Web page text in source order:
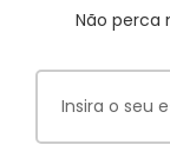
Não perca